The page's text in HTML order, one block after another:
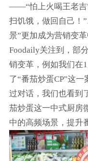
——“怕上火喝王老吉
扫饥饿，做回自己
景”更加成为营销变革
Foodaily关注到，部
销变革，例如我们在
了“番茄炒蛋CP”这
过对话，我们也看
茄炒蛋这一中式厨房
中的高频场景，提升